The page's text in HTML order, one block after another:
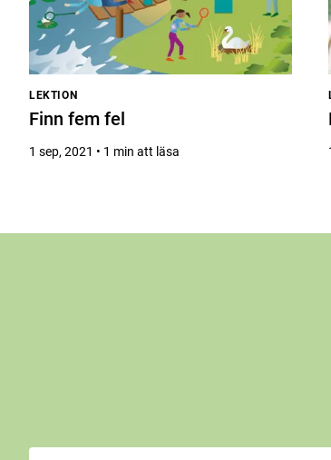
LEKTION
Finn fem fel
1 sep, 2021 • 1 min att läsa